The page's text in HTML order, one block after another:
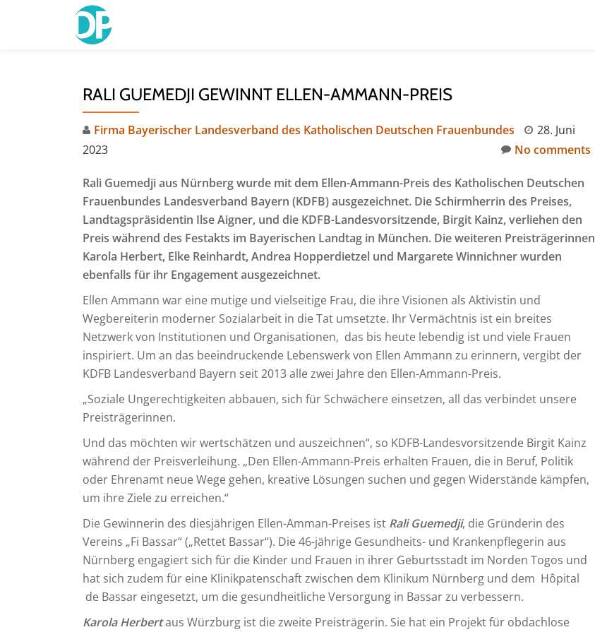
RALI GUEMEDJI GEWINNT ELLEN-AMMANN-PREIS
Firma Bayerischer Landesverband des Katholischen Deutschen Frauenbundes
28. Juni
2023
No comments
Rali Guemedji aus Nürnberg wurde mit dem Ellen-Ammann-Preis des Katholischen Deutschen
Frauenbundes Landesverband Bayern (KDFB) ausgezeichnet. Die Schirmherrin des Preises,
Landtagspräsidentin Ilse Aigner, und die KDFB-Landesvorsitzende, Birgit Kainz, verliehen den
Preis während des Festakts im Bayerischen Landtag in München. Die weiteren Preisträgerinnen
Karola Herbert, Elke Reinhardt, Andrea Hopperdietzel und Margarete Winnichner wurden
ebenfalls für ihr Engagement ausgezeichnet.
Ellen Ammann war eine mutige und vielseitige Frau, die ihre Visionen als Aktivistin und
Wegbereiterin moderner Sozialarbeit in die Tat umsetzte. Ihr Vermächtnis ist ein breites
Netzwerk von Institutionen und Organisationen, das bis heute lebendig ist und viele Frauen
inspiriert. Um an das beeindruckende Lebenswerk von Ellen Ammann zu erinnern, vergibt der
KDFB Landesverband Bayern seit 2013 alle zwei Jahre den Ellen-Ammann-Preis.
„Soziale Ungerechtigkeiten abbauen, sich für Schwächere einsetzen, all das verbindet unsere
Preisträgerinnen.
Und das möchten wir wertschätzen und auszeichnen“, so KDFB-Landesvorsitzende Birgit Kainz
während der Preisverleihung. „Den Ellen-Ammann-Preis erhalten Frauen, die in Beruf, Politik
oder Ehrenamt neue Wege gehen, kreative Lösungen suchen und gegen Widerstände kämpfen,
um ihre Ziele zu erreichen.“
Die Gewinnerin des diesjährigen Ellen-Amman-Preises ist RaliGuemedji, die Gründerin des
Vereins „Fi Bassar“ („Rettet Bassar“). Die 46-jährige Gesundheits- und Krankenpflegerin aus
Nürnberg engagiert sich für die Kinder und Frauen in ihrer Geburtsstadt im Norden Togos und
hat sich zudem für eine Klinikpatenschaft zwischen dem Klinikum Nürnberg und dem Hôpital
de Bassar eingesetzt, um die gesundheitliche Versorgung in Bassar zu verbessern.
Karola Herbertaus Würzburg ist die zweite Preisträgerin. Sie hat ein Projekt für obdachlose